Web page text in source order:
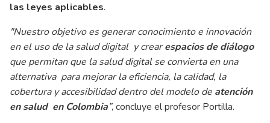
las leyes aplicables.
"Nuestro objetivo es generar conocimiento e innovación
en el uso de la salud digital y crearespacios de diálogo
que permitan que la salud digital se convierta en una
alternativa para mejorar la eficiencia, la calidad, la
cobertura y accesibilidad dentro del modelo de atención
en salud en Colombia”, concluye el profesor Portilla.